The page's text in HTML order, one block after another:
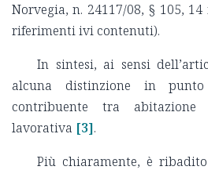
Norvegia, n. 24117/08, § 105,
riferimenti ivi contenuti).
In sintesi, ai sensi
alcuna distinzione in
contribuente tra
lavorativa [3].
Più chiaramente, è